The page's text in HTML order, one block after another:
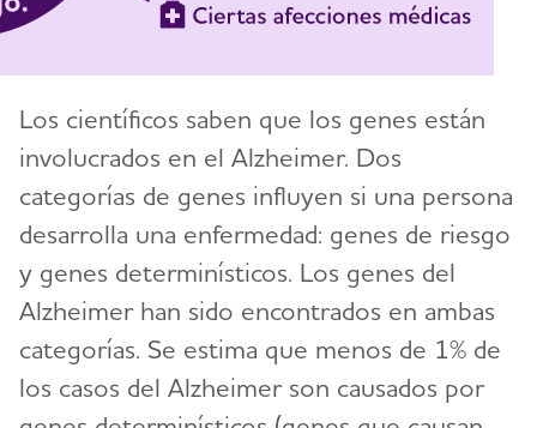
Los científicos saben que los genes están
involucrados en el Alzheimer. Dos
categorías de genes influyen si una persona
desarrolla una enfermedad: genes de riesgo
y genes determinísticos. Los genes del
Alzheimer han sido encontrados en ambas
categorías. Se estima que menos de 1% de
los casos del Alzheimer son causados por